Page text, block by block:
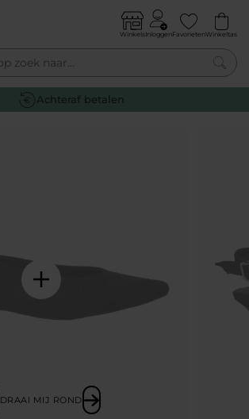
WinkelsInloggenFavorietenWinkeltas
0
Gratis retourneren
DRAAI MIJ ROND